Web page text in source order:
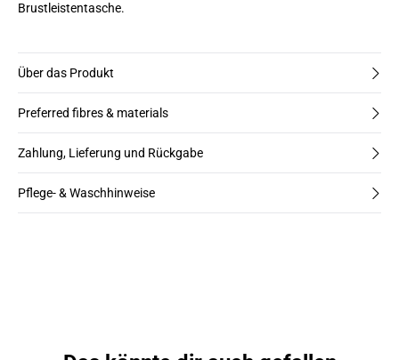
Brustleistentasche.
Über das Produkt
Preferred fibres & materials
Zahlung, Lieferung und Rückgabe
Pflege- & Waschhinweise